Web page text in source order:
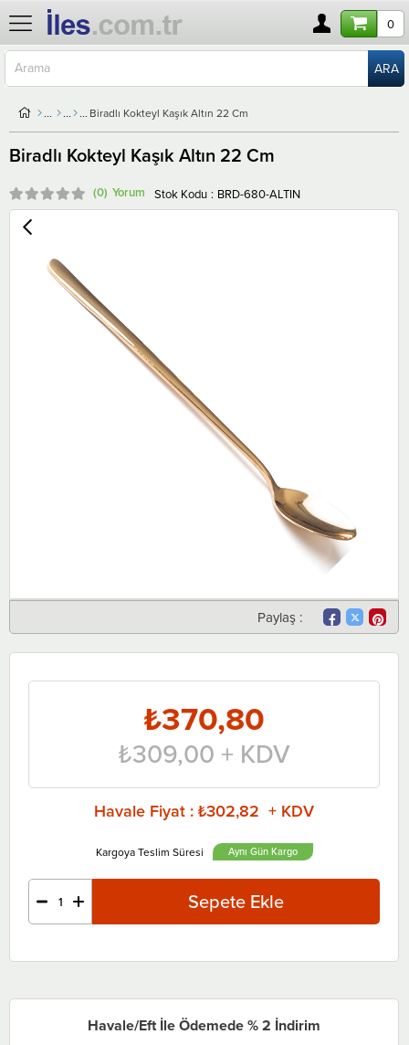
0
Biradlı Kokteyl Kaşık Altın 22 Cm
Biradlı Kokteyl Kaşık Altın 22 Cm
(0) Stok Kodu BRD-680-ALTIN
Paylaş :
₺370,80
₺309,00 + KDV
Havale Fiyat : ₺302,82 + KDV
Aynı Gün
Havale/Eft İle Ödemede % 2 İndirim